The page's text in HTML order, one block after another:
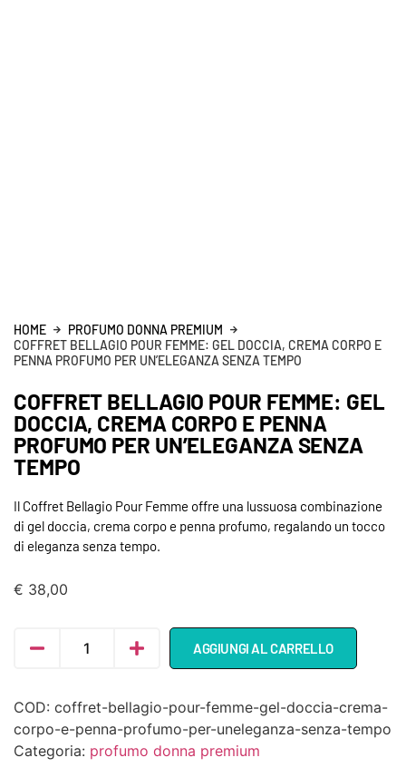
HOME
PROFUMO DONNA PREMIUM
COFFRET BELLAGIO POUR FEMME: GEL DOCCIA, CREMA CORPO E
PENNA PROFUMO PER UN’ELEGANZA SENZA TEMPO
COFFRET BELLAGIO POUR FEMME: GEL
DOCCIA, CREMA CORPO E PENNA
PROFUMO PER UN’ELEGANZA SENZA
TEMPO
Il Coffret Bellagio Pour Femme offre una lussuosa combinazione
di gel doccia, crema corpo e penna profumo, regalando un tocco
di eleganza senza tempo.
€ 38,00
AGGIUNGI AL CARRELLO
COD: coffret-bellagio-pour-femme-gel-doccia-crema-
corpo-e-penna-profumo-per-uneleganza-senza-tempo
Categoria: profumo donna premium